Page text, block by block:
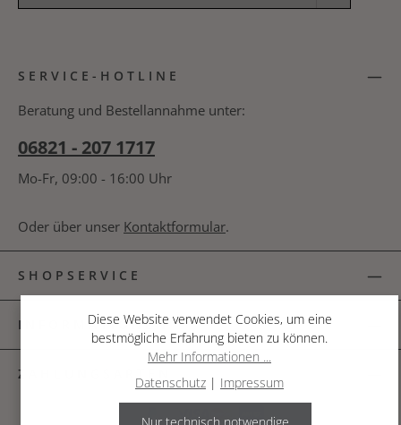
Kenntnis genommen und die
SERVICE-HOTLINE
Beratung und Bestellannahme unter:
06821 - 207 1717
Mo-Fr, 09:00 - 16:00 Uhr
Oder über unser Kontaktformular.
SHOPSERVICE
INFORMATIONEN
ZAHLUNGSARTEN
Diese Website verwendet Cookies, um eine
bestmögliche Erfahrung bieten zu können.
Mehr Informationen ...
Datenschutz | Impressum